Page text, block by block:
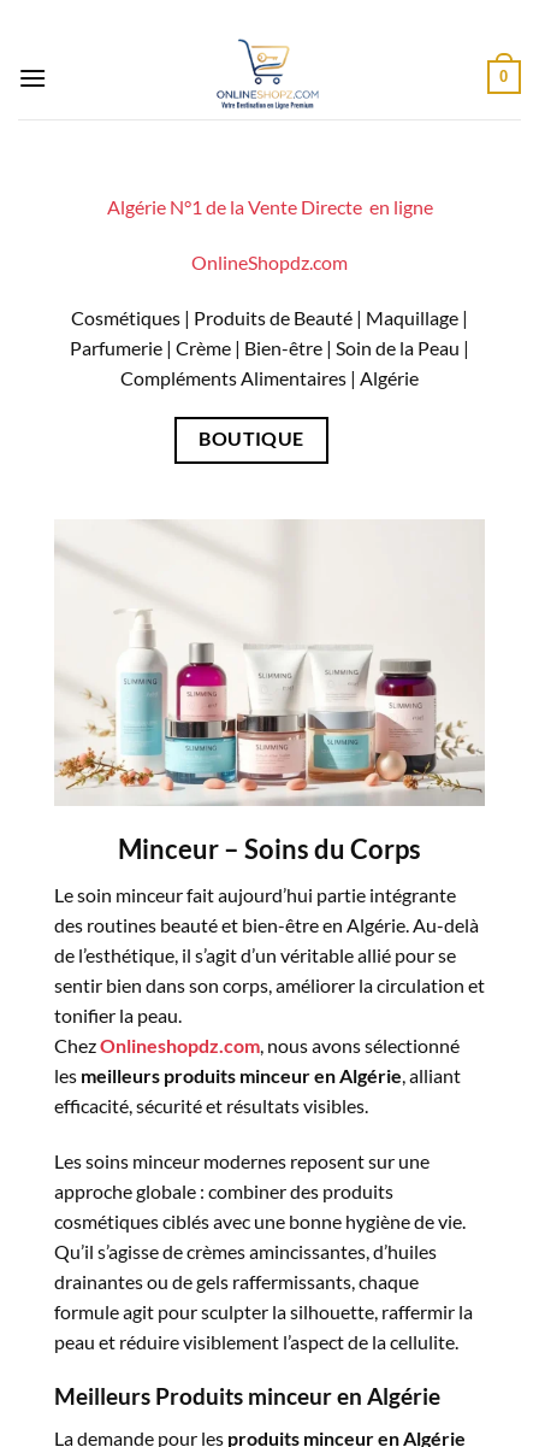
contenu
0
Algérie N°1 de la Vente Directe en ligne
OnlineShopdz.com
Cosmétiques | Produits de Beauté | Maquillage |
Parfumerie | Crème | Bien-être | Soin de la Peau |
Compléments Alimentaires | Algérie
BOUTIQUE
Minceur – Soins du Corps
Le soin minceur fait aujourd’hui partie intégrante
des routines beauté et bien-être en Algérie. Au-delà
de l’esthétique, il s’agit d’un véritable allié pour se
sentir bien dans son corps, améliorer la circulation et
tonifier la peau.
ChezOnlineshopdz.com, nous avons sélectionné
les meilleurs produits minceur en Algérie, alliant
efficacité, sécurité et résultats visibles.
Les soins minceur modernes reposent sur une
approche globale : combiner des produits
cosmétiques ciblés avec une bonne hygiène de vie.
Qu’il s’agisse de crèmes amincissantes, d’huiles
drainantes ou de gels raffermissants, chaque
formule agit pour sculpter la silhouette, raffermir la
peau et réduire visiblement l’aspect de la cellulite.
Meilleurs Produits minceur en Algérie
La demande pour les produits minceur en Algérie